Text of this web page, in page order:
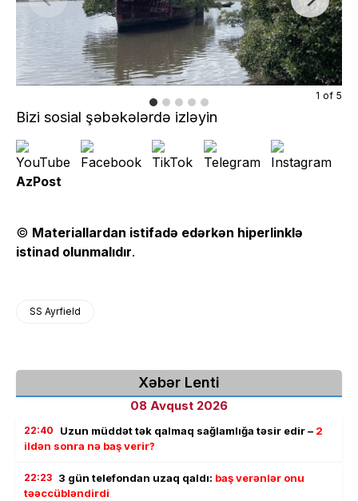
1 of 5
Bizi sosial şəbəkələrdə izləyin
AzPost
© Materiallardan istifadə edərkən hiperlinklə
istinad olunmalıdır.
SS Ayrfield
Xəbər Lenti
08 Avqust 2026
22:40 Uzun müddət tək qalmaq sağlamlığa təsir edir – 2
ildən sonra nə baş verir?
22:23 3 gün telefondan uzaq qaldı: baş verənlər onu
təəccübləndirdi